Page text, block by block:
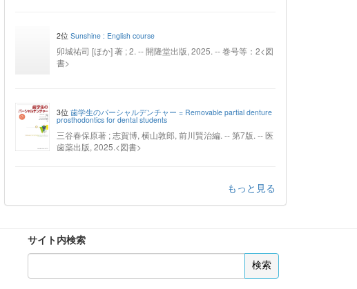
2位Sunshine : English course
卯城祐司 [ほか] 著 ; 2. -- 開隆堂出版, 2025. -- 巻号等：2<図
書>
3位歯学生のパーシャルデンチャー = Removable partial denture
prosthodontics for dental students
三谷春保原著 ; 志賀博, 横山敦郎, 前川賢治編. -- 第7版. -- 医
歯薬出版, 2025.<図書>
もっと見る
サイト内検索
検索